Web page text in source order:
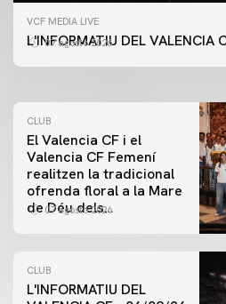
VCF MEDIA LIVE
L'INFORMATIU DEL
07 agosto 2026
PRIMER EQUIP
ENTRENAMENT DEL
CLUB
El Valencia CF i el
Valencia CF Femení
realitzen la tradicional
ofrenda floral a la Mare
de Déu dels
07 agosto 2026
CLUB
L'INFORMATIU DEL